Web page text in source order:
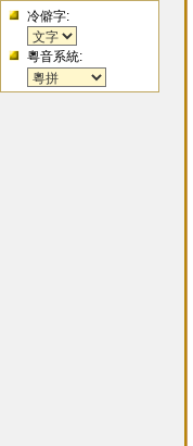
冷僻字:
粵音系統: